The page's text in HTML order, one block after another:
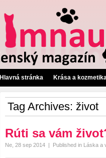
Hlavná stránka Krása a
Tag Archives: život
Rúti sa vám
Ne, 28 sep 2014 | Published in Láska a